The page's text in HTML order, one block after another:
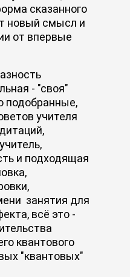
сказанного
новый смысл и
от впервые
- "своя"
подобранные,
учителя
и подходящая
занятия для
всё это -
квантового
"квантовых"